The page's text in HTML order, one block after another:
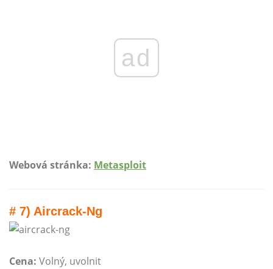
ad
Webová stránka: Metasploit
# 7) Aircrack-Ng
Cena: Volný, uvolnit